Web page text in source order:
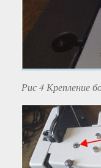
Рис 4 Крепление